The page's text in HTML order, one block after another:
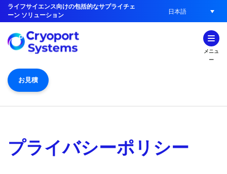
ライフサイエンス向けの包括的なサプライチェ
ーン ソリューション
日本語
メニュ
ー
お見積
プライバシーポリシー